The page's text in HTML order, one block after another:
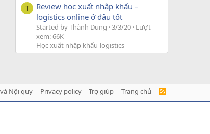
T
Review học xuất nhập khẩu –
logistics online ở đâu tốt
Started by Thành Dung 3/3/20 Lượt
xem: 66K
Học xuất nhập khẩu-logistics
Nội quy Privacy policy Trợ giúp Trang chủ
R